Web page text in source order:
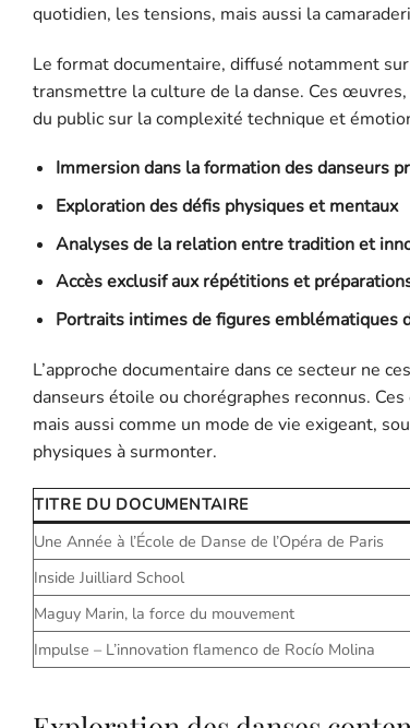
quotidien, les tensions, mais aussi la
Le format documentaire, diffusé notamment
transmettre la culture de la danse. Ces
du public sur la complexité technique et
Immersion dans la formation des danseurs
Exploration des défis physiques et mentaux
Analyses de la relation entre tradition et
Accès exclusif aux répétitions et
Portraits intimes de figures emblématiques
L’approche documentaire dans ce secteur ne
danseurs étoile ou chorégraphes reconnus.
mais aussi comme un mode de vie exigeant,
physiques à surmonter.
TITRE DU DOCUMENTAIRE
Une Année à l’École de Danse de l’Opéra de Paris
Inside Juilliard School
Maguy Marin, la force du mouvement
Impulse – L’innovation flamenco de Rocío Molina